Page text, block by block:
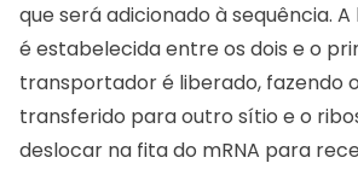
que será adicionado à sequência.
é estabelecida entre os dois e o
transportador é liberado, fazendo
transferido para outro sítio e o
deslocar na fita do mRNA para